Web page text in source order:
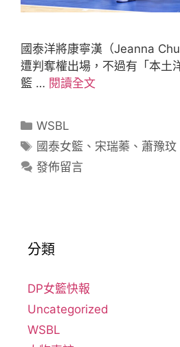
國泰洋將康寧漢（Jeanna
遭判奪權出場，不過有「本土
籃 … 閱讀全文
WSBL
國泰女籃 、 宋瑞蓁 、 蕭豫玟
發佈留言
分類
DP女籃快報
Uncategorized
WSBL